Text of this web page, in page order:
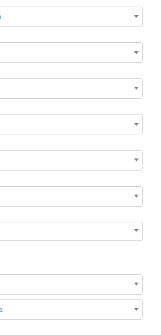
emergenciais
emergenciais